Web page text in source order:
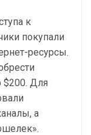
к
покупали
ресурсы.
$200. Для
а